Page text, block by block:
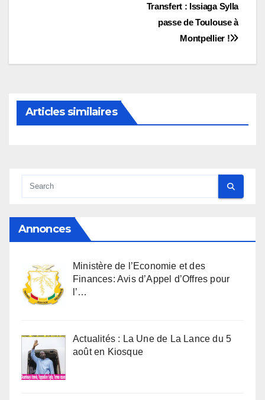
l’article
Transfert : Issiaga Sylla
passe de Toulouse à
Montpellier !
Articles similaires
Annonces
Ministère de l’Economie et des
Finances: Avis d’Appel d’Offres pour
l’…
Actualités : La Une de La Lance du 5
août en Kiosque